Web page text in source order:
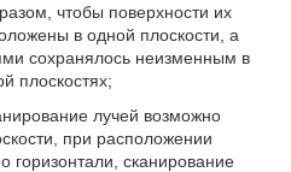
чтобы поверхности их
в одной плоскости, а
сохранялось неизменным в
плоскостях;
лучей возможно
при расположении
горизонтали, сканирование